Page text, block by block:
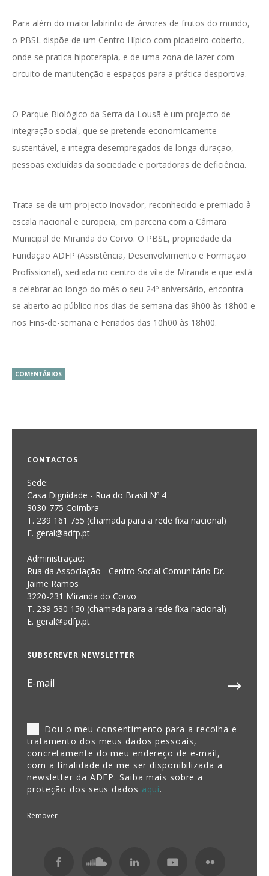
Para além do maior labirinto de árvores de frutos do mundo,
o PBSL dispõe de um Centro Hípico com picadeiro coberto,
onde se pratica hipoterapia, e de uma zona de lazer com
circuito de manutenção e espaços para a prática desportiva.
O Parque Biológico da Serra da Lousã é um projecto de
integração social, que se pretende economicamente
sustentável, e integra desempregados de longa duração,
pessoas excluídas da sociedade e portadoras de deficiência.
Trata-se de um projecto inovador, reconhecido e premiado à
escala nacional e europeia, em parceria com a Câmara
Municipal de Miranda do Corvo. O PBSL, propriedade da
Fundação ADFP (Assistência, Desenvolvimento e Formação
Profissional), sediada no centro da vila de Miranda e que está
a celebrar ao longo do mês o seu 24º aniversário, encontra--
se aberto ao público nos dias de semana das 9h00 às 18h00 e
nos Fins-de-semana e Feriados das 10h00 às 18h00.
COMENTÁRIOS
CONTACTOS
Sede:
Casa Dignidade - Rua do Brasil Nº 4
3030-775 Coimbra
T. 239 161 755 (chamada para a rede fixa nacional)
E. geral@adfp.pt
Administração:
Rua da Associação - Centro Social Comunitário Dr.
Jaime Ramos
3220-231 Miranda do Corvo
T. 239 530 150 (chamada para a rede fixa nacional)
E. geral@adfp.pt
SUBSCREVER NEWSLETTER
Dou o meu consentimento para a recolha e
tratamento dos meus dados pessoais,
concretamente do meu endereço de e-mail,
com a finalidade de me ser disponibilizada a
newsletter da ADFP. Saiba mais sobre a
proteção dos seus dados aqui.
Remover